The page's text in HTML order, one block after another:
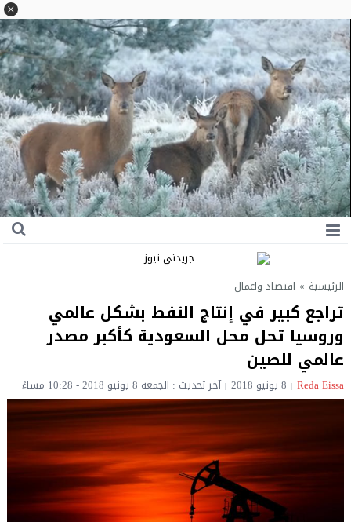
الرئيسية » اقتصاد واعمال
تراجع كبير في إنتاج النفط بشكل عالمي
وروسيا تحل محل السعودية كأكبر مصدر
عالمي للصين
Reda Eissa‎‏ 8 يونيو 2018 آخر تحديث : الجمعة 8 يونيو 2018 - 10:28 مساءً